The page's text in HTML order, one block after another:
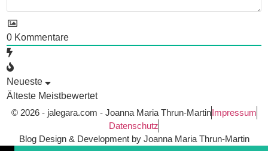
0 Kommentare
Neueste
Älteste Meistbewertet
© 2026 - jalegara.com - Joanna Maria Thrun-MartinImpressum
Datenschutz
Blog Design & Development by Joanna Maria Thrun-Martin